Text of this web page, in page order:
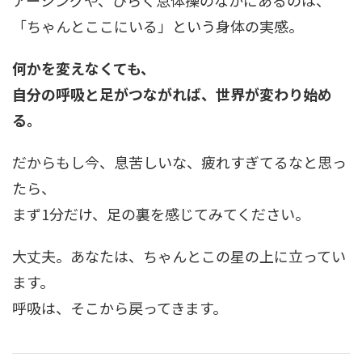
「ちゃんとここにいる」という身体の実感。
何かを変えなくても、
自分の呼吸と足がつながれば、世界が変わり始め
る。
だからもし今、息苦しいな、疲れすぎてるなと思っ
たら、
まず1分だけ、足の裏を感じてみてください。
大丈夫。あなたは、ちゃんとこの星の上に立ってい
ます。
呼吸は、そこから戻ってきます。